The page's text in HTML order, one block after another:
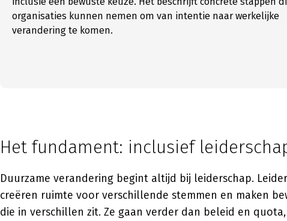
organisaties kunnen nemen om van intentie naar werkelijke
verandering te komen.
Het fundament: inclusief
Duurzame verandering begint altijd bij leiderschap.
creëren ruimte voor verschillende stemmen en maken
die in verschillen zit. Ze gaan verder dan beleid en